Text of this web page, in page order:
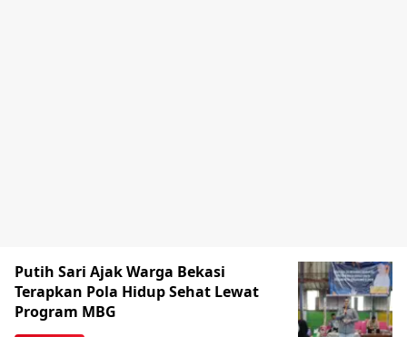
Putih Sari Ajak Warga Bekasi
Terapkan Pola Hidup Sehat Lewat
Program MBG